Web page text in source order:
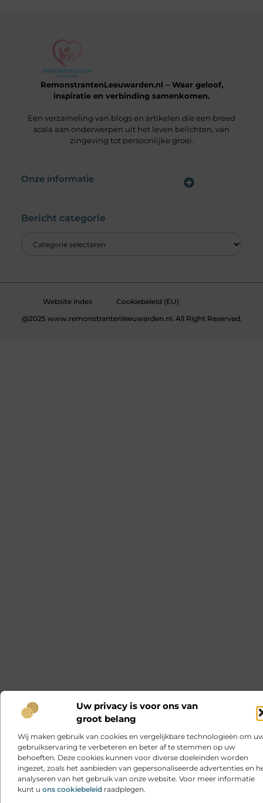
Uw privacy is voor ons van
groot belang
Wij maken gebruik van cookies en vergelijkbare technologieën om
gebruikservaring te verbeteren en beter af te stemmen op uw
behoeften. Deze cookies kunnen voor diverse doeleinden worden
ingezet, zoals het aanbieden van gepersonaliseerde advertenties en
analyseren van het gebruik van onze website. Voor meer informatie
kunt u ons cookiebeleid raadplegen.
RemonstrantenLeeuwarden.nl – Waar geloof,
inspiratie en verbinding samenkomen.
Een verzameling van blogs en artikelen die een breed
scala aan onderwerpen uit het leven belichten, van
zingeving tot persoonlijke groei.
Onze informatie
Bericht categorie
Website index
Cookiebeleid (EU)
@2025 www.remonstrantenleeuwarden.nl. All Right Reserved.